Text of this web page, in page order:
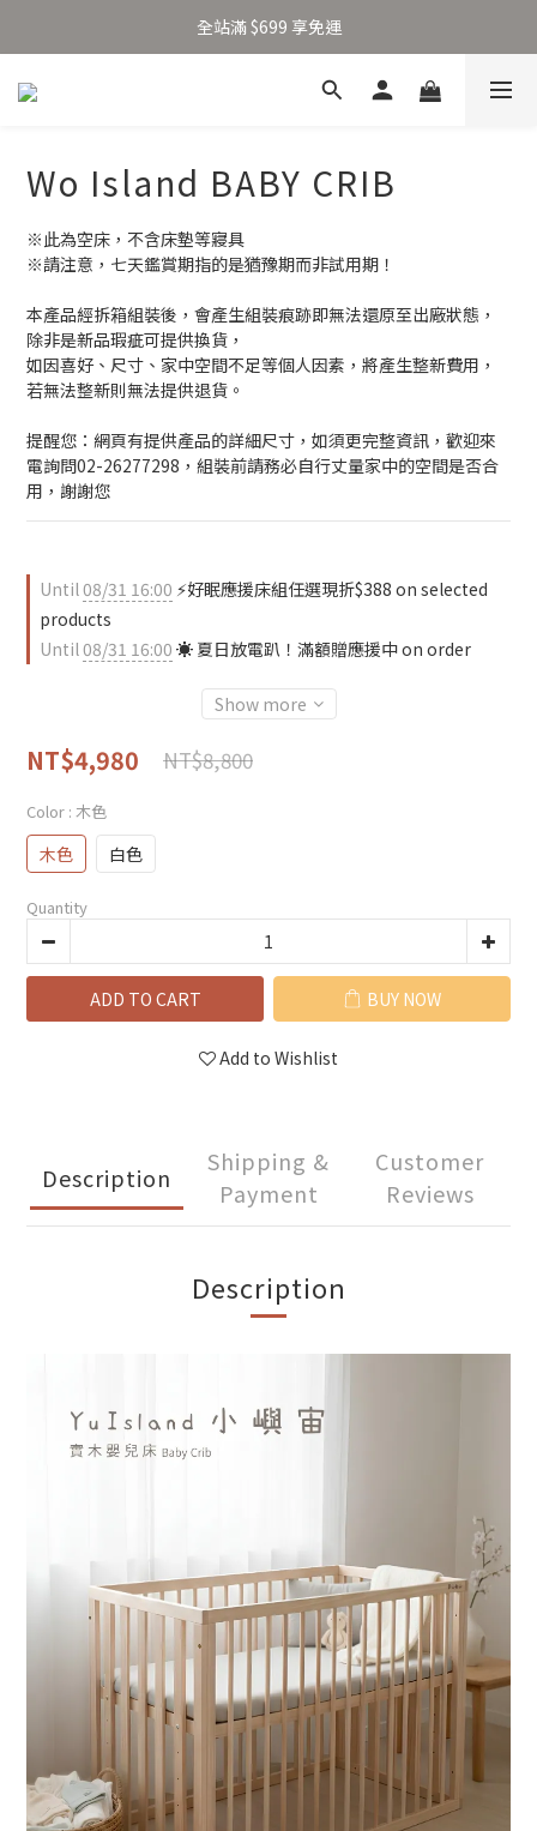
加入新會員得 $100 購物金 👉🏻
全站滿 $699 享免運
加入新會員得 $100 購物金 👉🏻
Wo Island BABY CRIB
※此為空床，不含床墊等寢具
※請注意，七天鑑賞期指的是猶豫期而非試用期！
本產品經拆箱組裝後，會產生組裝痕跡即無法還原至出廠狀態，
除非是新品瑕疵可提供換貨，
如因喜好、尺寸、家中空間不足等個人因素，將產生整新費用，
若無法整新則無法提供退貨。
提醒您：網頁有提供產品的詳細尺寸，如須更完整資訊，歡迎來
電詢問02-26277298，組裝前請務必自行丈量家中的空間是否合
用，謝謝您
Until08/31 16:00 ⚡好眠應援床組任選現折$388 on selected
products
Until08/31 16:00 ☀️ 夏日放電趴！滿額贈應援中 on order
Show more
NT$4,980 NT$8,800
Color : 木色
木色 白色
Quantity
ADD TO CART BUY NOW
Add to Wishlist
Description
Shipping &
Payment
Customer
Reviews
Description